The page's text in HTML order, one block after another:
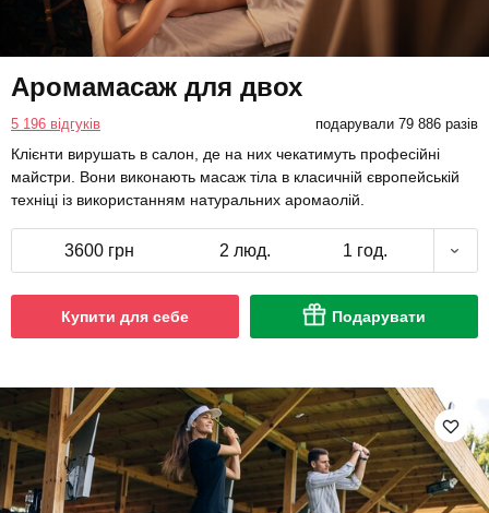
Аромамасаж для двох
5 196 відгуків подарували 79 886 разів
Клієнти вирушать в салон, де на них чекатимуть професійні
майстри. Вони виконають масаж тіла в класичній європейській
техніці із використанням натуральних аромаолій.
3600 грн 2 люд. 1 год.
Купити для себе Подарувати